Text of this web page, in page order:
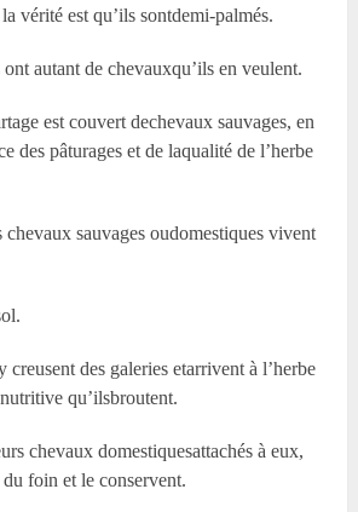
vérité est qu’ils sontdemi-palmés.
autant de chevauxqu’ils en veulent.
est couvert dechevaux sauvages, en
des pâturages et de laqualité de l’herbe
sauvages oudomestiques vivent
creusent des galeries etarrivent à l’herbe
qu’ilsbroutent.
chevaux domestiquesattachés à eux,
foin et le conservent.